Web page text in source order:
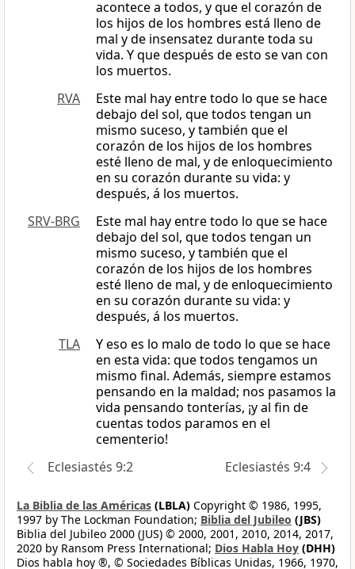
acontece a todos, y que el corazón de
los hijos de los hombres está lleno de
mal y de insensatez durante toda su
vida. Y que después de esto se van con
los muertos.
RVA
Este mal hay entre todo lo que se hace
debajo del sol, que todos tengan un
mismo suceso, y también que el
corazón de los hijos de los hombres
esté lleno de mal, y de enloquecimiento
en su corazón durante su vida: y
después, á los muertos.
SRV-BRG
Este mal hay entre todo lo que se hace
debajo del sol, que todos tengan un
mismo suceso, y también que el
corazón de los hijos de los hombres
esté lleno de mal, y de enloquecimiento
en su corazón durante su vida: y
después, á los muertos.
TLA
Y eso es lo malo de todo lo que se hace
en esta vida: que todos tengamos un
mismo final. Además, siempre estamos
pensando en la maldad; nos pasamos la
vida pensando tonterías, ¡y al fin de
cuentas todos paramos en el
cementerio!
Eclesiastés 9:2
Eclesiastés 9:4
La Biblia de las Américas (LBLA) Copyright © 1986, 1995,
1997 by The Lockman Foundation; Biblia del Jubileo (JBS)
Biblia del Jubileo 2000 (JUS) © 2000, 2001, 2010, 2014, 2017,
2020 by Ransom Press International; Dios Habla Hoy (DHH)
Dios habla hoy ®, © Sociedades Bíblicas Unidas, 1966, 1970,